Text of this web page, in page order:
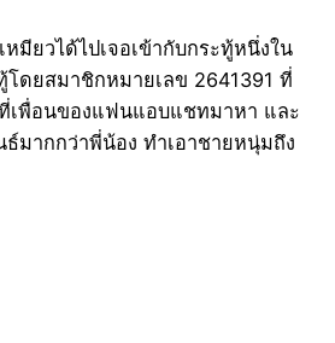
มียวได้ไปเจอเข้ากับกระทู้หนึ่งใน
ดยสมาชิกหมายเลข 2641391 ที่
เพื่อนของแฟนแอบแชทมาหา และ
มากกว่าพี่น้อง ทำเอาชายหนุ่มถึง